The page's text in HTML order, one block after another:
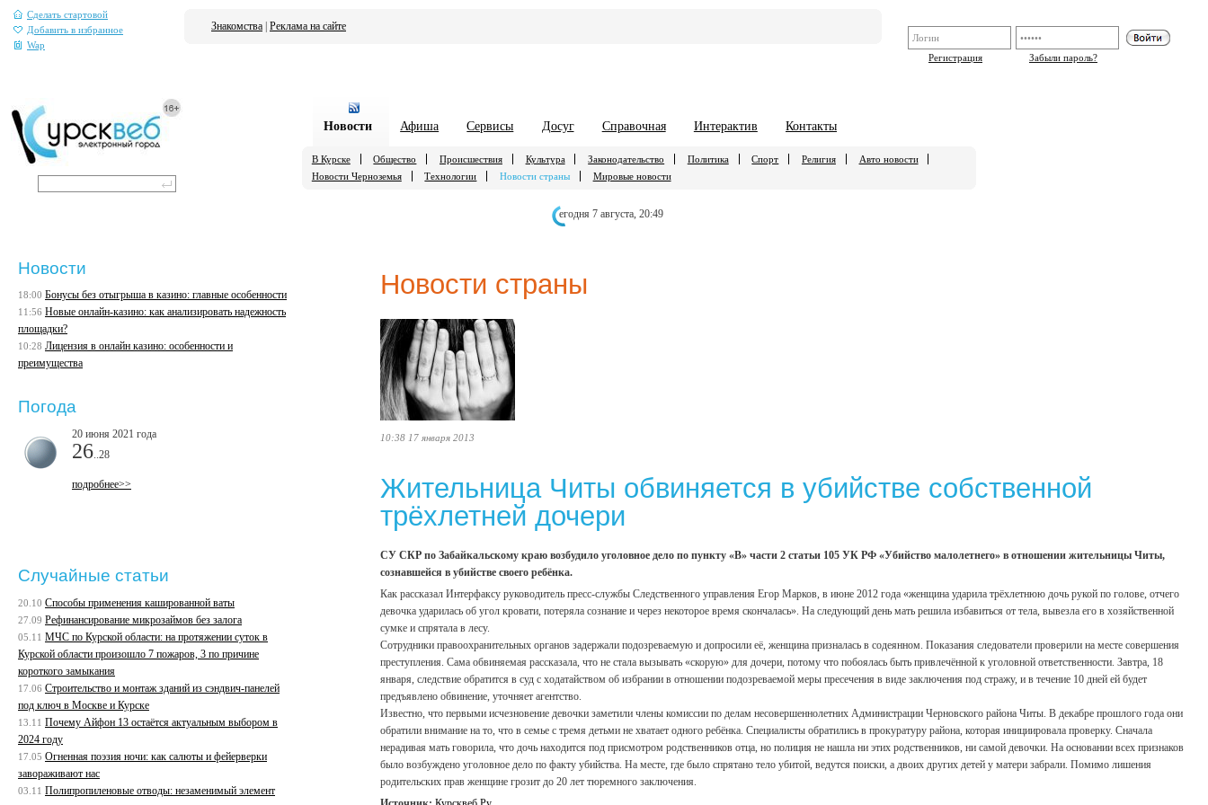
Сделать стартовой
Добавить в избранное
Wap
Регистрация
Забыли пароль?
Знакомства Реклама на сайте
Новости Афиша Сервисы Досуг Справочная Интерактив Контакты
В Курске Общество Происшествия Культура Законодательство Политика Спорт Религия
Авто новости
Новости Черноземья
Технологии Новости страны Мировые новости
егодня 7 августа, 20:49
Новости страны
10:38 17 января 2013
Жительница Читы обвиняется в убийстве собственной
трёхлетней дочери
СУ СКР по Забайкальскому краю возбудило уголовное дело по пункту «В» части 2 статьи 105 УК РФ «Убийство малолетнего» в отношении жительницы Читы,
сознавшейся в убийстве своего ребёнка.
Как рассказал Интерфаксу руководитель пресс-службы Следственного управления Егор Марков, в июне 2012 года «женщина ударила трёхлетнюю дочь рукой по голове, отчего
девочка ударилась об угол кровати, потеряла сознание и через некоторое время скончалась». На следующий день мать решила избавиться от тела, вывезла его в хозяйственной
сумке и спрятала в лесу.
Сотрудники правоохранительных органов задержали подозреваемую и допросили её, женщина призналась в содеянном. Показания следователи проверили на месте совершения
преступления. Сама обвиняемая рассказала, что не стала вызывать «скорую» для дочери, потому что побоялась быть привлечённой к уголовной ответственности. Завтра, 18
января, следствие обратится в суд с ходатайством об избрании в отношении подозреваемой меры пресечения в виде заключения под стражу, и в течение 10 дней ей будет
предъявлено обвинение, уточняет агентство.
Известно, что первыми исчезновение девочки заметили члены комиссии по делам несовершеннолетних Администрации Черновского района Читы. В декабре прошлого года они
обратили внимание на то, что в семье с тремя детьми не хватает одного ребёнка. Специалисты обратились в прокуратуру района, которая инициировала проверку. Сначала
нерадивая мать говорила, что дочь находится под присмотром родственников отца, но полиция не нашла ни этих родственников, ни самой девочки. На основании всех признаков
было возбуждено уголовное дело по факту убийства. На месте, где было спрятано тело убитой, ведутся поиски, а двоих других детей у матери забрали. Помимо лишения
родительских прав женщине грозит до 20 лет тюремного заключения.
Новости
18:00 Бонусы без отыгрыша в казино: главные особенности
11:56 Новые онлайн-казино: как анализировать надежность
площадки?
10:28 Лицензия в онлайн казино: особенности и
преимущества
Погода
20 июня 2021 года
26 ..28
подробнее>>
Случайные статьи
20.10 Способы применения кашированной ваты
27.09 Рефинансирование микрозаймов без залога
05.11 МЧС по Курской области: на протяжении суток в
Курской области произошло 7 пожаров, 3 по причине
короткого замыкания
17.06 Строительство и монтаж зданий из сэндвич-панелей
под ключ в Москве и Курске
13.11 Почему Айфон 13 остаётся актуальным выбором в
2024 году
17.05 Огненная поэзия ночи: как салюты и фейерверки
завораживают нас
03.11 Полипропиленовые отводы: незаменимый элемент